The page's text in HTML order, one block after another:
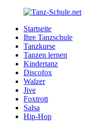
Zurück
Inhalt
Tanz-
Schule.net
Ihre
Tanzschule
Internet
Startseite
Ihre Tanzschule
Tanzkurse
Tanzen lernen
Kindertanz
Discofox
Walzer
Jive
Foxtrott
Salsa
Hip-Hop